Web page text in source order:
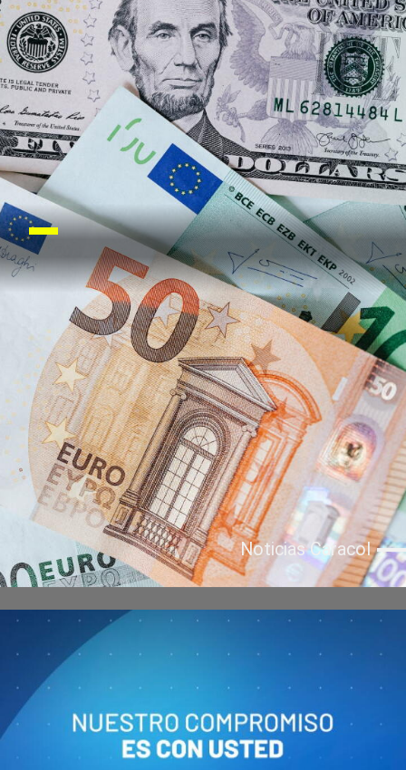
Noticias Caracol